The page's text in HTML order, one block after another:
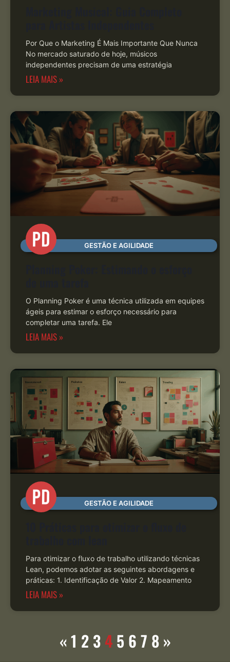
Por Que o Marketing É Mais Importante Que Nunca
No mercado saturado de hoje, músicos
independentes precisam de uma estratégia
LEIA MAIS »
GESTÃO E AGILIDADE
O Planning Poker é uma técnica utilizada em equipes
ágeis para estimar o esforço necessário para
completar uma tarefa. Ele
LEIA MAIS »
GESTÃO E AGILIDADE
Para otimizar o fluxo de trabalho utilizando técnicas
Lean, podemos adotar as seguintes abordagens e
práticas: 1. Identificação de Valor 2. Mapeamento
LEIA MAIS »
« 1 2 3 4 5 6 7 8 »